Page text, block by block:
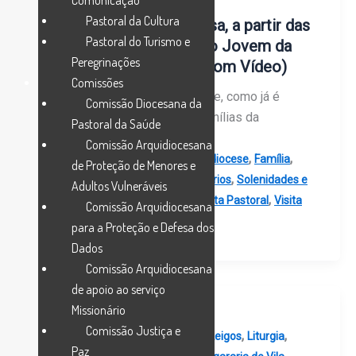
25 de maio, em Vila Viçosa, a partir das
14h30: Festival da Canção Jovem da
Arquidiocese de Évora (com Vídeo)
No dia 25 de maio, vai realizar-se, como já é
tradição, a Peregrinação das Famílias da
Arquidiocese de Évora ao
, Arcebispo de Évora Arquidiocese, Família,
Juventude ,Leigos Missão Seminários, Solenidades e
Vigararia de Vila Viçosa Visita Pastoral, Visita
Pastoral Missionária 2024
Arcebispo de Évora,Arquidiocese Leigos, Liturgia,
Pastoral da Cultura
Pastoral do Turismo e
Peregrinações
Comissões
Comissão Diocesana da
Pastoral da Saúde
Comissão Arquidiocesana
de Proteção de Menores e
Adultos Vulneráveis
Comissão Arquidiocesana
para a Proteção e Defesa dos
Dados
Comissão Arquidiocesana
de apoio ao serviço
Missionário
Comissão Justiça e
Paz